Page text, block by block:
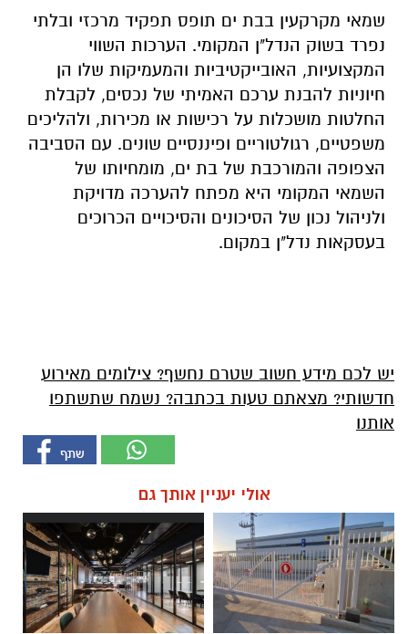
שמאי מקרקעין בבת ים תופס תפקיד מרכזי ובלתי
נפרד בשוק הנדל"ן המקומי. הערכות השווי
המקצועיות, האובייקטיביות והמעמיקות שלו הן
חיוניות להבנת ערכם האמיתי של נכסים, לקבלת
החלטות מושכלות על רכישות או מכירות, ולהליכים
משפטיים, רגולטוריים ופיננסיים שונים. עם הסביבה
הצפופה והמורכבת של בת ים, מומחיותו של
השמאי המקומי היא מפתח להערכה מדויקת
ולניהול נכון של הסיכונים והסיכויים הכרוכים
בעסקאות נדל"ן במקום.
יש לכם מידע חשוב שטרם נחשף? צילומים מאירוע
חדשותי? מצאתם טעות בכתבה? נשמח שתשתפו
אותנו
אולי יעניין אותך גם